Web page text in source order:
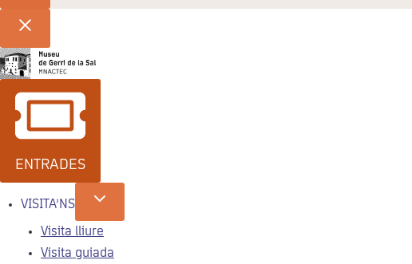
ENTRADES
VISITA’NS
Visita lliure
Visita guiada